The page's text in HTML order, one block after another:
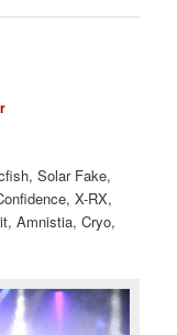
Solar Fake,
X-RX,
Amnistia, Cryo,